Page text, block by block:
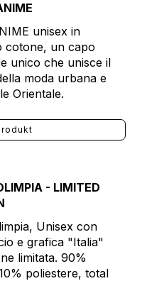
unisex in
cotone, un capo
unico che unisce il
moda urbana e
Orientale.
- LIMITED
Unisex con
e grafica "Italia"
limitata. 90%
poliestere, total